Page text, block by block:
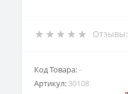
Отзывы:
Код Товара:-
Артикул: 30108